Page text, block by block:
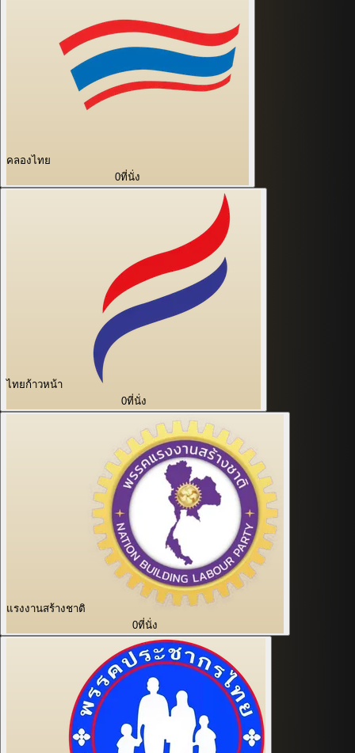
คลองไทย
0ที่นั่ง
ไทยก้าวหน้า
0ที่นั่ง
แรงงานสร้างชาติ
0ที่นั่ง